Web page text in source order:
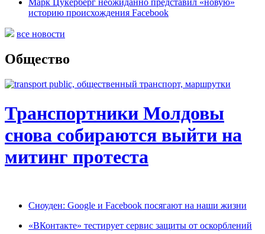
Марк Цукерберг неожиданно представил «новую»
историю происхождения Facebook
все новости
Общество
Транспортники Молдовы
снова собираются выйти на
митинг протеста
Сноуден: Google и Facebook посягают на наши жизни
«ВКонтакте» тестирует сервис защиты от оскорблений